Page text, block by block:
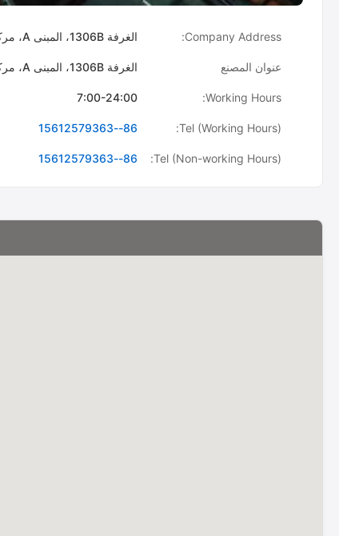
Company Address: الغرفة 1306B، المبنى A، مركز Xindi، شارع Qimen، مدينة Hefei، مقاطعة Anhui
عنوان المصنع الغرفة 1306B، المبنى A، مركز Xindi، شارع Qimen، مدينة Hefei، مقاطعة Anhui
Working Hours:
7:00-24:00
Tel (Working Hours):
86--15612579363
Tel (Non-working Hours):
86--15612579363